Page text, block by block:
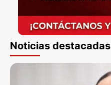
Noticias destacadas